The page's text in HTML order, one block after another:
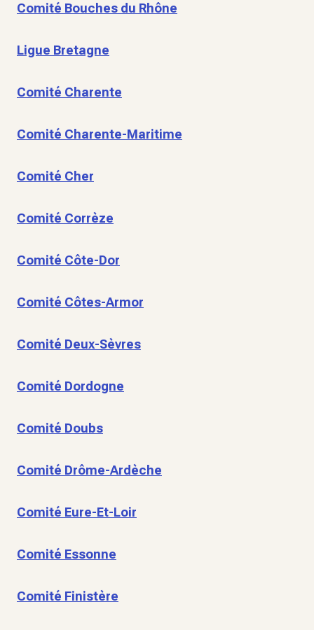
Comité Bouches du Rhône
Ligue Bretagne
Comité Charente
Comité Charente-Maritime
Comité Cher
Comité Corrèze
Comité Côte-Dor
Comité Côtes-Armor
Comité Deux-Sèvres
Comité Dordogne
Comité Doubs
Comité Drôme-Ardèche
Comité Eure-Et-Loir
Comité Essonne
Comité Finistère